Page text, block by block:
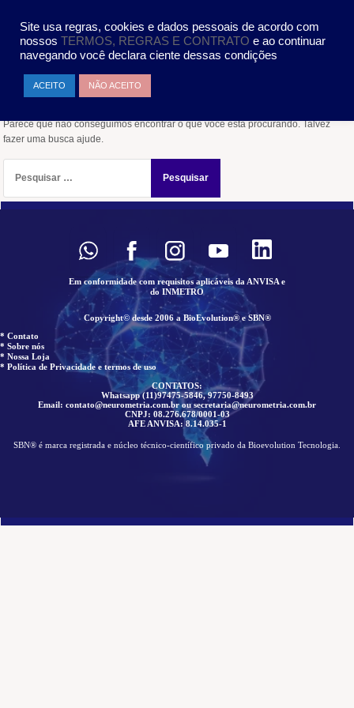
conteúdo
Nada encontrado
Parece que não conseguimos encontrar o que você está procurando. Talvez
fazer uma busca ajude.
por:
Em conformidade com requisitos aplicáveis da ANVISA e
do INMETRO
Copyright© desde 2006 a BioEvolution® e SBN®
* Contato
* Sobre nós
* Nossa Loja
* Política de Privacidade e termos de uso
CONTATOS:
Whatsapp (11)97475-5846, 97750-8493
Email: contato@neurometria.com.br ou secretaria@neurometria.com.br
CNPJ: 08.276.678/0001-03
AFE ANVISA: 8.14.035-1
SBN® é marca registrada e núcleo técnico-científico privado da Bioevolution Tecnologia.
Site usa regras, cookies e dados pessoais de acordo com
nossos TERMOS, REGRAS E CONTRATO e ao continuar
navegando você declara ciente dessas condições
ACEITO NÃO ACEITO